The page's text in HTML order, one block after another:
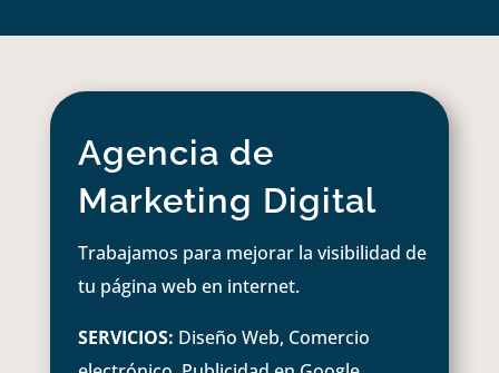
Agencia de
Marketing Digital
Trabajamos para mejorar la visibilidad de
tu página web en internet.
SERVICIOS: Diseño Web, Comercio